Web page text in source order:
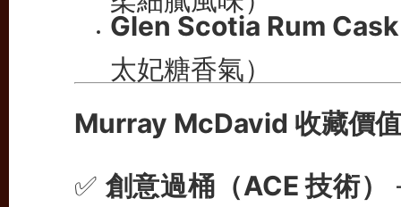
Glen Scotia Rum Cask
太妃糖香氣）
Murray McDavid 收藏價
✅ 創意過桶（ACE 技術）